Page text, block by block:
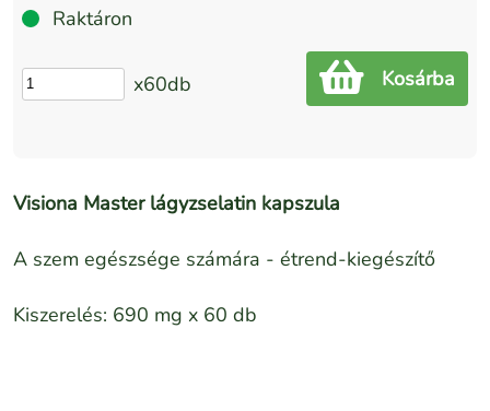
Raktáron
x60db Kosárba
Visiona Master lágyzselatin kapszula
A szem egészsége számára - étrend-kiegészítő
Kiszerelés: 690 mg x 60 db